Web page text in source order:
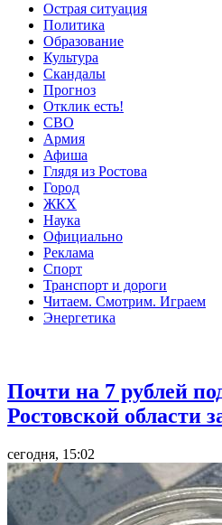
Острая ситуация
Политика
Образование
Культура
Скандалы
Прогноз
Отклик есть!
СВО
Армия
Афиша
Глядя из Ростова
Город
ЖКХ
Наука
Официально
Реклама
Спорт
Транспорт и дороги
Читаем. Смотрим. Играем
Энергетика
Почти на 7 рублей
Ростовской области
сегодня, 15:02